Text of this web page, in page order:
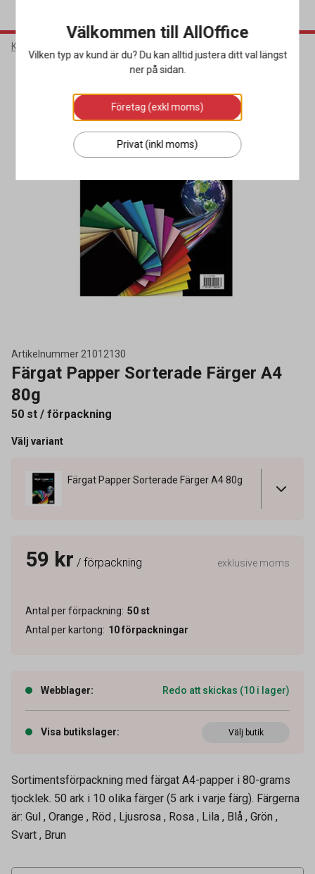
Kontorsmaterial
Artikelnummer 21012130
Färgat Papper Sorterade Färger A4
80g
50 st / förpackning
Välj variant
Färgat Papper Sorterade Färger A4 80g
59 kr / förpackning exklusive moms
Antal per förpackning: 50 st
Antal per kartong: 10förpackningar
Webblager: Redo att skickas (10 i lager)
Visa butikslager: Välj butik
Sortimentsförpackning med färgat A4-papper i 80-grams
tjocklek. 50 ark i 10 olika färger (5 ark i varje färg). Färgerna
är: Gul , Orange , Röd , Ljusrosa , Rosa , Lila , Blå , Grön ,
Svart , Brun
OEM-nummer BUN875080
Leverantörens
Välkommen till AllOffice
Vilken typ av kund är du? Du kan alltid justera ditt val längst
ner på sidan.
Företag (exkl moms)
Privat (inkl moms)